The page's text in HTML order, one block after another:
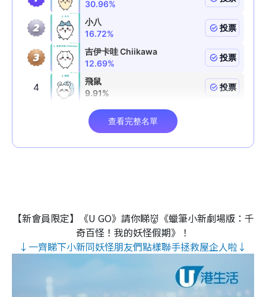
【新會員限定】《U GO》請你睇👹《蠟筆小新劇場版：千
奇百怪！我的妖怪假期》！
↓一齊睇下小新同妖怪朋友們點樣聯手拯救屋企人啦↓